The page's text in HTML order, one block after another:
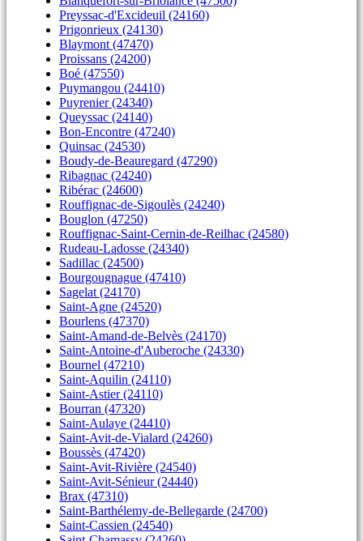
Preyssac-d'Excideuil (24160)
Prigonrieux (24130)
Blaymont (47470)
Proissans (24200)
Boé (47550)
Puymangou (24410)
Puyrenier (24340)
Queyssac (24140)
Bon-Encontre (47240)
Quinsac (24530)
Boudy-de-Beauregard (47290)
Ribagnac (24240)
Ribérac (24600)
Rouffignac-de-Sigoulès (24240)
Bouglon (47250)
Rouffignac-Saint-Cernin-de-Reilhac (24580)
Rudeau-Ladosse (24340)
Sadillac (24500)
Bourgougnague (47410)
Sagelat (24170)
Saint-Agne (24520)
Bourlens (47370)
Saint-Amand-de-Belvès (24170)
Saint-Antoine-d'Auberoche (24330)
Bournel (47210)
Saint-Aquilin (24110)
Saint-Astier (24110)
Bourran (47320)
Saint-Aulaye (24410)
Saint-Avit-de-Vialard (24260)
Boussès (47420)
Saint-Avit-Rivière (24540)
Saint-Avit-Sénieur (24440)
Brax (47310)
Saint-Barthélemy-de-Bellegarde (24700)
Saint-Cassien (24540)